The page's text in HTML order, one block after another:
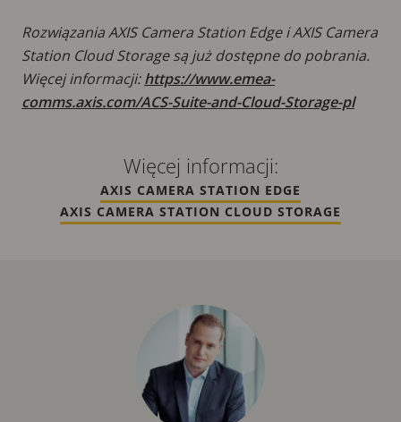
Rozwiązania AXIS Camera Station Edge i AXIS Camera
Station Cloud Storage są już dostępne do pobrania.
Więcej informacji:https://www.emea-
comms.axis.com/ACS-Suite-and-Cloud-Storage-pl
Więcej informacji:
AXIS CAMERA STATION EDGE
AXIS CAMERA STATION CLOUD STORAGE